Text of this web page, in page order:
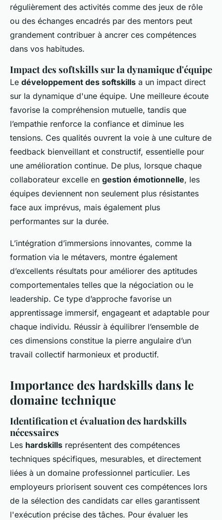
régulièrement des activités comme des jeux de rôle
ou des échanges encadrés par des mentors peut
grandement contribuer à ancrer ces compétences
dans vos habitudes.
Impact des softskills sur la dynamique d'équipe
Le développement des softskills a un impact direct
sur la dynamique d'une équipe. Une meilleure écoute
favorise la compréhension mutuelle, tandis que
l’empathie renforce la confiance et diminue les
tensions. Ces qualités ouvrent la voie à une culture de
feedback bienveillant et constructif, essentielle pour
une amélioration continue. De plus, lorsque chaque
collaborateur excelle en gestion émotionnelle, les
équipes deviennent non seulement plus résistantes
face aux imprévus, mais également plus
performantes sur la durée.
L’intégration d’immersions innovantes, comme la
formation via le métavers, montre également
d’excellents résultats pour améliorer des aptitudes
comportementales telles que la négociation ou le
leadership. Ce type d’approche favorise un
apprentissage immersif, engageant et adaptable pour
chaque individu. Réussir à équilibrer l’ensemble de
ces dimensions constitue la pierre angulaire d’un
travail collectif harmonieux et productif.
Importance des hardskills dans le
domaine technique
Identification et évaluation des hardskills
nécessaires
Les hardskills représentent des compétences
techniques spécifiques, mesurables, et directement
liées à un domaine professionnel particulier. Les
employeurs priorisent souvent ces compétences lors
de la sélection des candidats car elles garantissent
l'exécution précise des tâches. Pour évaluer les